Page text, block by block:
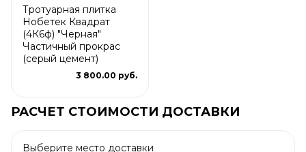
Тротуарная плитка
Нобетек Квадрат
(4К6ф) "Черная"
Частичный прокрас
(серый цемент)
3 800.00 руб.
РАСЧЕТ СТОИМОСТИ ДОСТАВКИ
Выберите место доставки